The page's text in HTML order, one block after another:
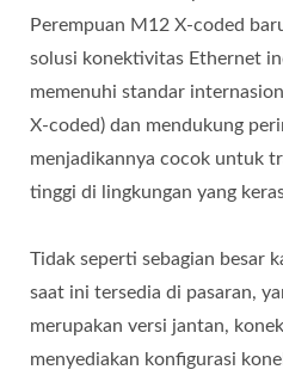
Perempuan M12 X-coded
solusi konektivitas Ethernet
memenuhi standar
X-coded) dan mendukung
menjadikannya cocok untuk
tinggi di lingkungan yang
Tidak seperti sebagian besar
saat ini tersedia di pasaran,
merupakan versi jantan,
menyediakan konfigurasi